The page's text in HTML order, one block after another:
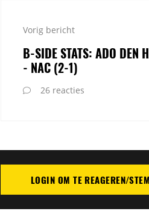
Vorig bericht
B-SIDE STATS: ADO DEN
- NAC (2-1)
26 reacties
PLAATS REACTIE
LOGIN OM TE REAGEREN/